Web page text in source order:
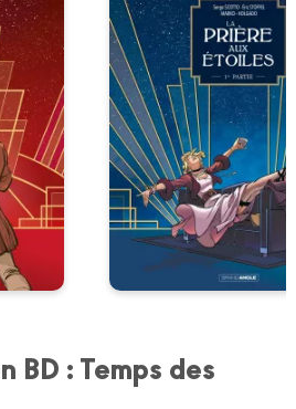
BD : Temps des